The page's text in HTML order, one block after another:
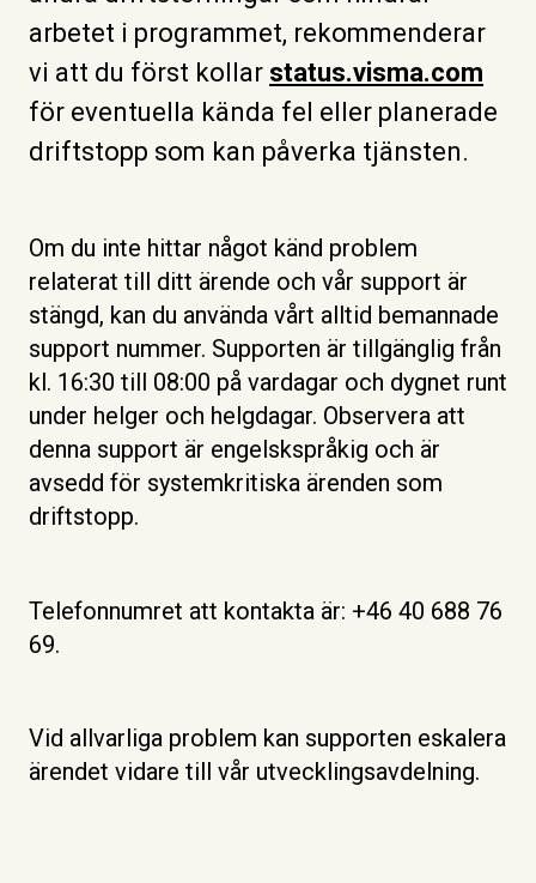
arbetet i programmet, rekommenderar
vi att du först kollar status.visma.com
för eventuella kända fel eller planerade
driftstopp som kan påverka tjänsten.
Om du inte hittar något känd problem
relaterat till ditt ärende och vår support är
stängd, kan du använda vårt alltid bemannade
support nummer. Supporten är tillgänglig från
kl. 16:30 till 08:00 på vardagar och dygnet runt
under helger och helgdagar. Observera att
denna support är engelskspråkig och är
avsedd för systemkritiska ärenden som
driftstopp.
Telefonnumret att kontakta är: +46 40 688 76
69.
Vid allvarliga problem kan supporten eskalera
ärendet vidare till vår utvecklingsavdelning.